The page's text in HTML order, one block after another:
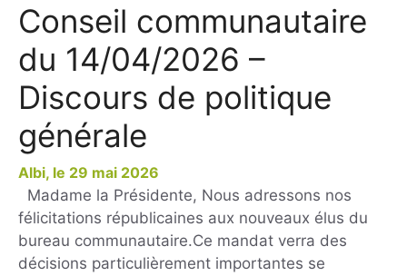
Conseil communautaire
du 14/04/2026 –
Discours de politique
générale
29 mai 2026
Madame la Présidente, Nous adressons nos
félicitations républicaines aux nouveaux élus du
bureau communautaire.Ce mandat verra des
décisions particulièrement importantes se